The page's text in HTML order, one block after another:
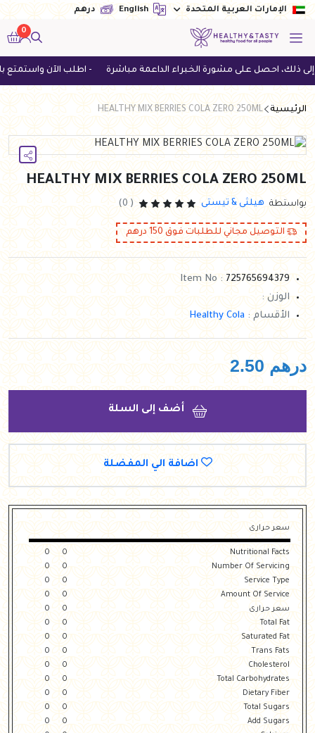
الإمارات العربية المتحدة English درهم
0
احصل على مشورة الخبراء الداعمة مباشرة - اطلب الآن واستمتع بالتوصيل
الرئيسية HEALTHY MIX BERRIES COLA ZERO 250ML
HEALTHY MIX BERRIES COLA ZERO 250ML
بواستطة هيلثى & تيستى ( 0)
التوصيل مجاني للطلبات فوق 150درهم
Item No : 725765694379
الوزن :
الأقسام : Healthy Cola
درهم 2.50
أضف إلى السلة
اضافة الي المفضلة
سعر حرارى
Nutritional Facts
0
0
Number Of Servicing
0
0
Service Type
0
0
Amount Of Service
0
0
سعر حرارى
0
0
Total Fat
0
0
Saturated Fat
0
0
Trans Fats
0
0
Cholesterol
0
0
Total Carbohydrates
0
0
Dietary Fiber
0
0
Total Sugars
0
0
Add Sugars
0
0